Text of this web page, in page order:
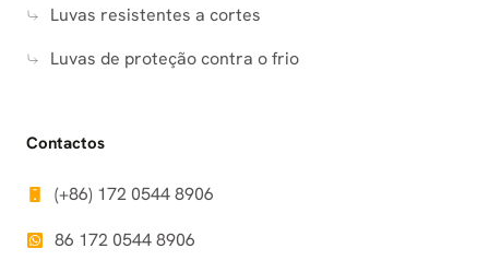
Luvas resistentes a cortes
Luvas de proteção contra o frio
Contactos
(+86) 172 0544 8906
86 172 0544 8906